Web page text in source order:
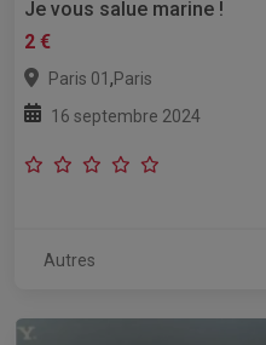
Je vous salue marine !
2 €
Paris 01 ,Paris
16 septembre 2024
Autres